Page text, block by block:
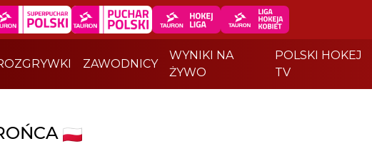
ZAWODNICY
WYNIKI NA
ŻYWO
POLSKI HOKEJ
TV